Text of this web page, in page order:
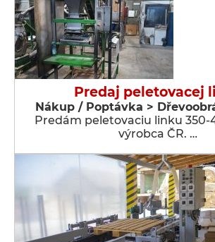
Predaj peletovacej
Nákup / Poptávka >
Predám peletovaciu linku
výrobca ČR. …